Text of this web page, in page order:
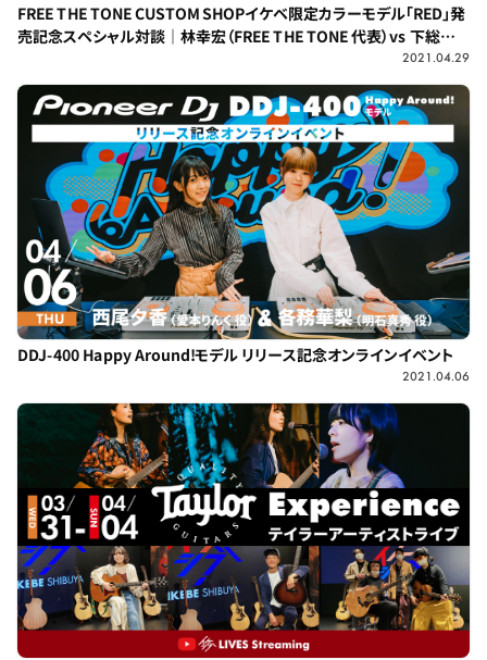
FREE THE TONE CUSTOM SHOPイケベ限定カラーモデル「RED」発
売記念スペシャル対談｜林幸宏（FREE THE TONE 代表）vs 下総淳
2021.04.29
DDJ-400 Happy Around!モデル リリース記念オンラインイベント
2021.04.06